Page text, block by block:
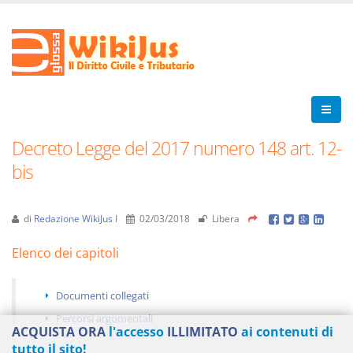
Decreto Legge del 2017 numero 148 art. 12-
bis
di Redazione WikiJus I 02/03/2018 Libera
Elenco dei capitoli
Documenti collegati
Percorsi argomentali
ACQUISTA ORA l'accesso ILLIMITATO ai contenuti di
tutto il sito!